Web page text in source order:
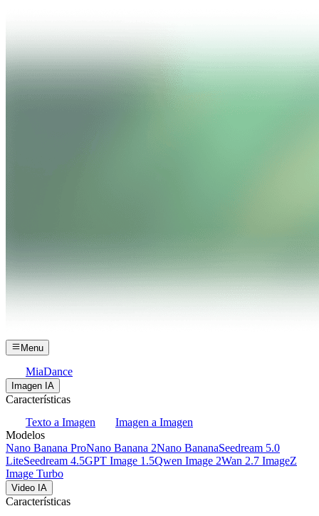
Menu
MiaDance
Imagen IA
Características
Texto a Imagen
Imagen a Imagen
Modelos
Nano Banana ProNano Banana 2Nano BananaSeedream 5.0
LiteSeedream 4.5GPT Image 1.5Qwen Image 2Wan 2.7 ImageZ
Image Turbo
Video IA
Características